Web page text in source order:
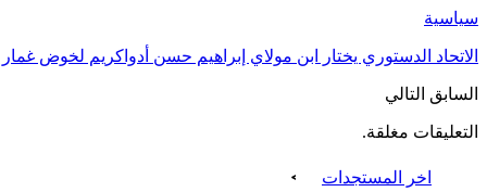
سياسية
الاتحاد الدستوري يختار ابن مولاي إبراهيم حسن أدواكريم لخوض غمار
السابق التالي
التعليقات مغلقة.
اخر المستجدات